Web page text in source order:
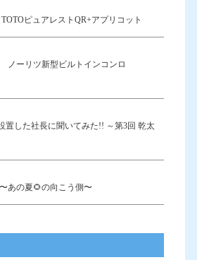
ピュアレストQR+アプリコット
ノーリツ新型ビルトインコンロ
置した社長に聞いてみた!! ～第3回 乾太
あの夏🌻の向こう側〜